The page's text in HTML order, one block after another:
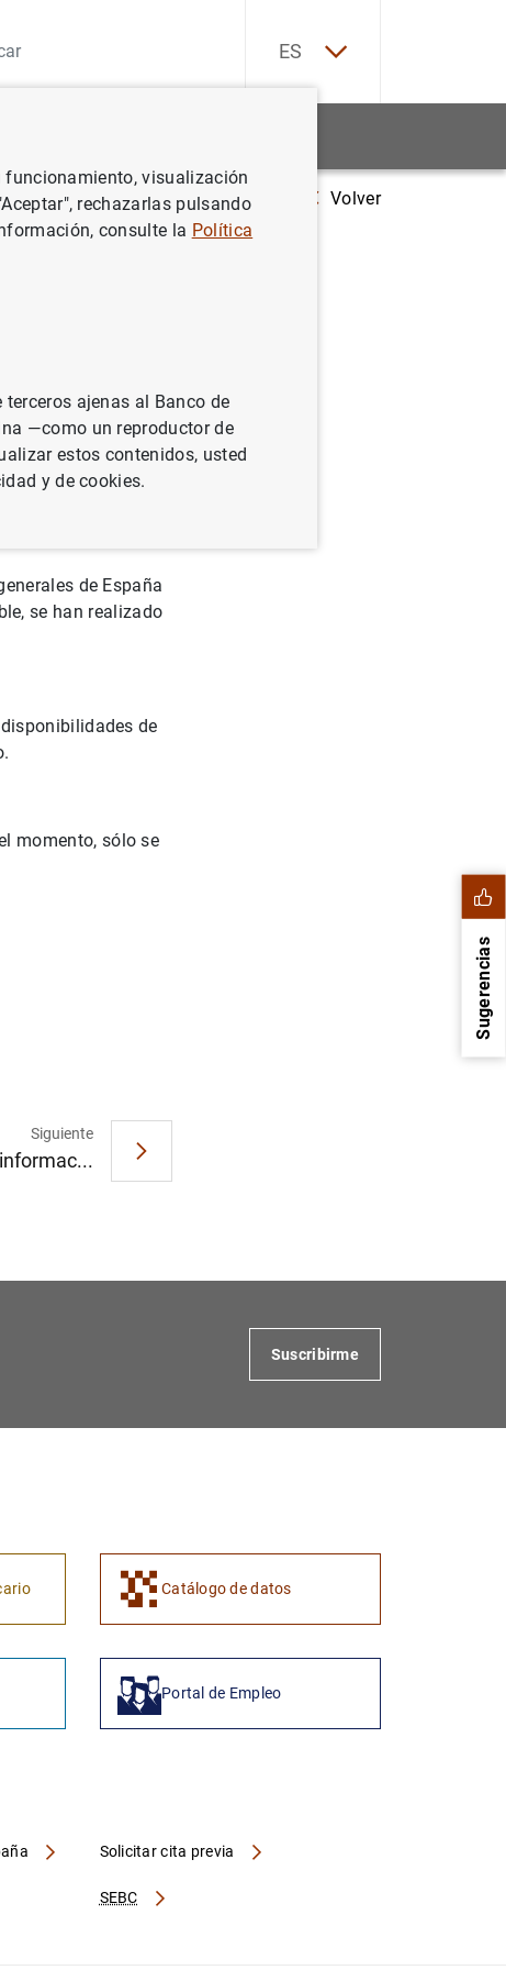
ES
Modificación del cuadro de síntesis de indicadores de la economía
Volver
de España
se han realizado
de
momento, sólo se
Siguiente
Sugerencias
Suscribirme
Catálogo de datos
Portal de Empleo
SEBC
Solicitar cita previa
funcionamiento, visualización
rechazarlas pulsando
consulte la Política
ajenas al Banco de
—como un reproductor de
estos contenidos, usted
y de cookies.